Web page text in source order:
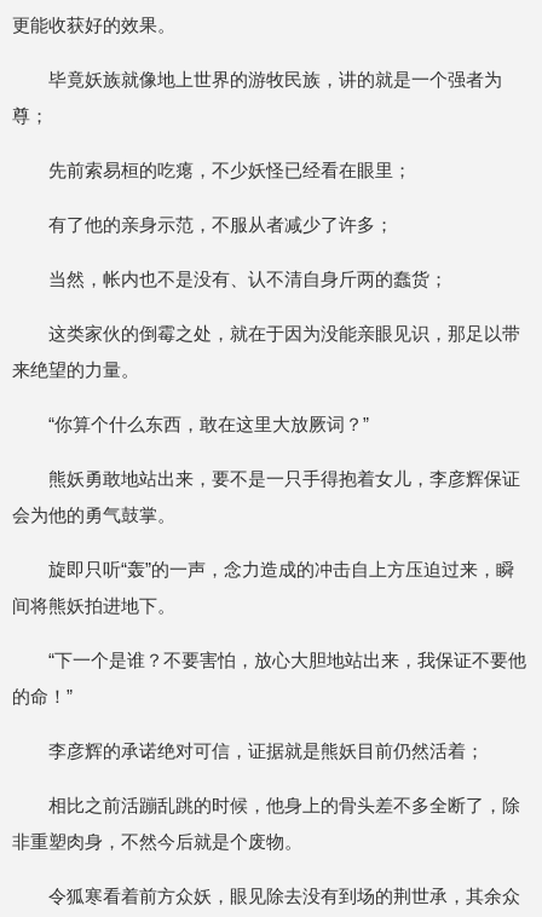
更能收获好的效果。
毕竟妖族就像地上世界的游牧民族，讲的就是一个强者为
尊；
先前索易桓的吃瘪，不少妖怪已经看在眼里；
有了他的亲身示范，不服从者减少了许多；
当然，帐内也不是没有、认不清自身斤两的蠢货；
这类家伙的倒霉之处，就在于因为没能亲眼见识，那足以带
来绝望的力量。
“你算个什么东西，敢在这里大放厥词？”
熊妖勇敢地站出来，要不是一只手得抱着女儿，李彦辉保证
会为他的勇气鼓掌。
旋即只听“轰”的一声，念力造成的冲击自上方压迫过来，瞬
间将熊妖拍进地下。
“下一个是谁？不要害怕，放心大胆地站出来，我保证不要他
的命！”
李彦辉的承诺绝对可信，证据就是熊妖目前仍然活着；
相比之前活蹦乱跳的时候，他身上的骨头差不多全断了，除
非重塑肉身，不然今后就是个废物。
令狐寒看着前方众妖，眼见除去没有到场的荆世承，其余众